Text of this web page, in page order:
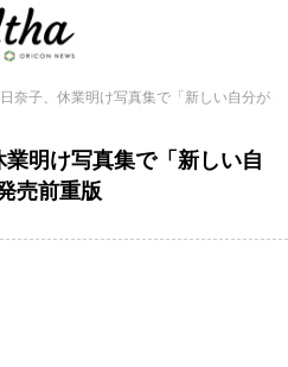
奈子、休業明け写真集で「新しい自分が
明け写真集で「新しい自
売前重版